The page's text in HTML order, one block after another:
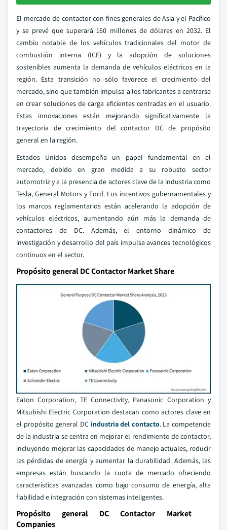
El mercado de contactor con fines generales de Asia y el Pacífico
y se prevé que superará 160 millones de dólares en 2032. El
cambio notable de los vehículos tradicionales del motor de
combustión interna (ICE) y la adopción de soluciones
sostenibles aumenta la demanda de vehículos eléctricos en la
región. Esta transición no sólo favorece el crecimiento del
mercado, sino que también impulsa a los fabricantes a centrarse
en crear soluciones de carga eficientes centradas en el usuario.
Estas innovaciones están mejorando significativamente la
trayectoria de crecimiento del contactor DC de propósito
general en la región.
Estados Unidos desempeña un papel fundamental en el
mercado, debido en gran medida a su robusto sector
automotriz y a la presencia de actores clave de la industria como
Tesla, General Motors y Ford. Los incentivos gubernamentales y
los marcos reglamentarios están acelerando la adopción de
vehículos eléctricos, aumentando aún más la demanda de
contactores de DC. Además, el entorno dinámico de
investigación y desarrollo del país impulsa avances tecnológicos
continuos en el sector.
Propósito general DC Contactor Market Share
Eaton Corporation, TE Connectivity, Panasonic Corporation y
Mitsubishi Electric Corporation destacan como actores clave en
el propósito general DC industria del contacto. La competencia
de la industria se centra en mejorar el rendimiento de contactor,
incluyendo mejorar las capacidades de manejo actuales, reducir
las pérdidas de energía y aumentar la durabilidad. Además, las
empresas están buscando la cuota de mercado ofreciendo
características avanzadas como bajo consumo de energía, alta
fiabilidad e integración con sistemas inteligentes.
Propósito general DC Contactor Market
Companies